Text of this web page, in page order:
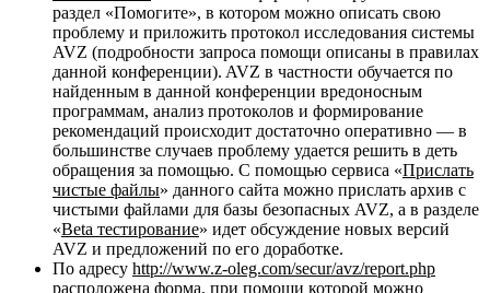
раздел «Помогите», в котором можно описать свою
проблему и приложить протокол исследования системы
AVZ (подробности запроса помощи описаны в правилах
данной конференции). AVZ в частности обучается по
найденным в данной конференции вредоносным
программам, анализ протоколов и формирование
рекомендаций происходит достаточно оперативно — в
большинстве случаев проблему удается решить в деть
обращения за помощью. С помощью сервиса «Прислать
чистые файлы» данного сайта можно прислать архив с
чистыми файлами для базы безопасных AVZ, а в разделе
«Beta тестирование» идет обсуждение новых версий
AVZ и предложений по его доработке.
По адресу http://www.z-oleg.com/secur/avz/report.php
расположена форма, при помощи которой можно